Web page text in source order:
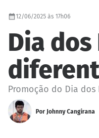
12/06/2025 às 17h06
Dia
Promoção do Dia
Por Johnny Cangirana